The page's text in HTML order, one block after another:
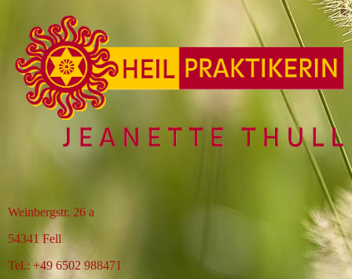
Weinbergstr. 26 a
54341 Fell
Tel.: +49 6502 988471